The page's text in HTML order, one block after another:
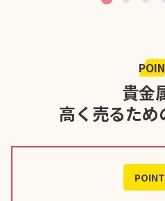
貴金
高く売るた